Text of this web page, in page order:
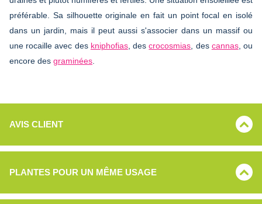
préférable. Sa silhouette originale en fait un point focal en isolé
dans un jardin, mais il peut aussi s'associer dans un massif ou
une rocaille avec des kniphofias, descrocosmias , des cannas, ou
encore des graminées
AVIS CLIENT
PLANTES POUR UN MÊME USAGE